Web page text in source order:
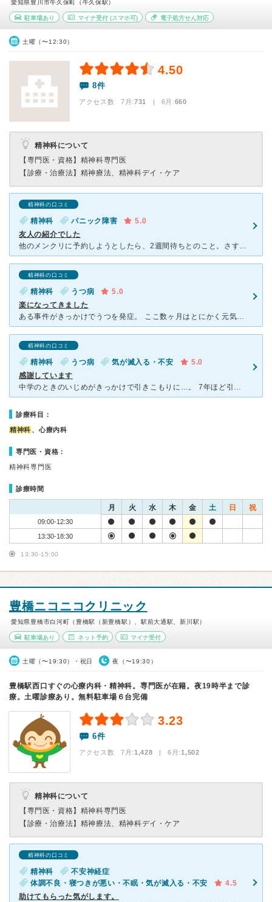
愛知県豊川市牛久保町（牛久保駅）
駐車場あり マイナ受付(スマホ可) 電子処方せん対応
土曜（〜12:30）
4.50
8件
アクセス数 7月:731 | 6月:660
精神科について
【専門医・資格】 精神科専門医
【診療・治療法】 精神療法、精神科デイ・ケア
精神科の口コミ
精神科 パニック障害
5.0
友人の紹介でした
他のメンクリに予約しようとしたら、2週間待ちとのこと。さすがに待てないのでこちらのメンクリにお世話になることにしました。 院内には割とたくさんの患者さんがいます。ただ、自分の番に回ってくるのは早いと
精神科の口コミ
精神科 うつ病
5.0
楽になってきました
ある事件がきっかけでうつを発症。 ここ数ヶ月はとにかく元気が出なくて、何もやる気が起こらない日もありました。 勤めていた仕事も辞めて、ダラ-ダラと過ごす毎日。そんなときに知人から紹介されたのが、こ
精神科の口コミ
精神科 うつ病 気が滅入る・不安
5.0
感謝しています
中学のときのいじめがきっかけで引きこもりに…。 7年ほど引きこもって、通い始めたのがこちらのメンタルクリニックです。 こちらのクリニックにはデイケアがあり、僕と同じように苦しんでいる人たちが通って
診療科目：
精神科 、心療内科
専門医・資格：
精神科専門医
診療時間
月 火 水 木 金 土 日 祝
09:00-12:30
13:30-18:30
13:30-15:00
豊橋ニコニコクリニック
愛知県豊橋市白河町（豊橋駅（新豊橋駅）、駅前大通駅、新川駅）
駐車場あり ネット予約 マイナ受付
土曜（〜19:30）・祝日 夜（〜19:30）
豊橋駅西口すぐの心療内科・精神科。専門医が在籍。夜19時半まで診
療。土曜診療あり。無料駐車場６台完備
3.23
6件
アクセス数 7月:1,428 | 6月:1,502
精神科について
【専門医・資格】 精神科専門医
【診療・治療法】 精神療法、精神科デイ・ケア
精神科の口コミ
精神科
不安神経症
体調不良・寝つきが悪い・不眠・気が滅入る・不安
4.5
助けてもらった気がします。